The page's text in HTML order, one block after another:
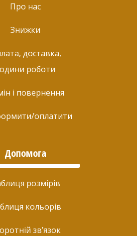
Про нас
Знижки
доставка,
роботи
і повернення
оплатити
Допомога
розмірів
кольорів
зв’язок